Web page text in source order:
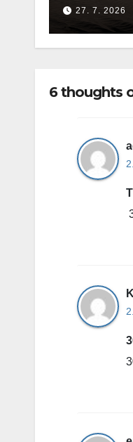
27. 7. 2026
6 thoughts